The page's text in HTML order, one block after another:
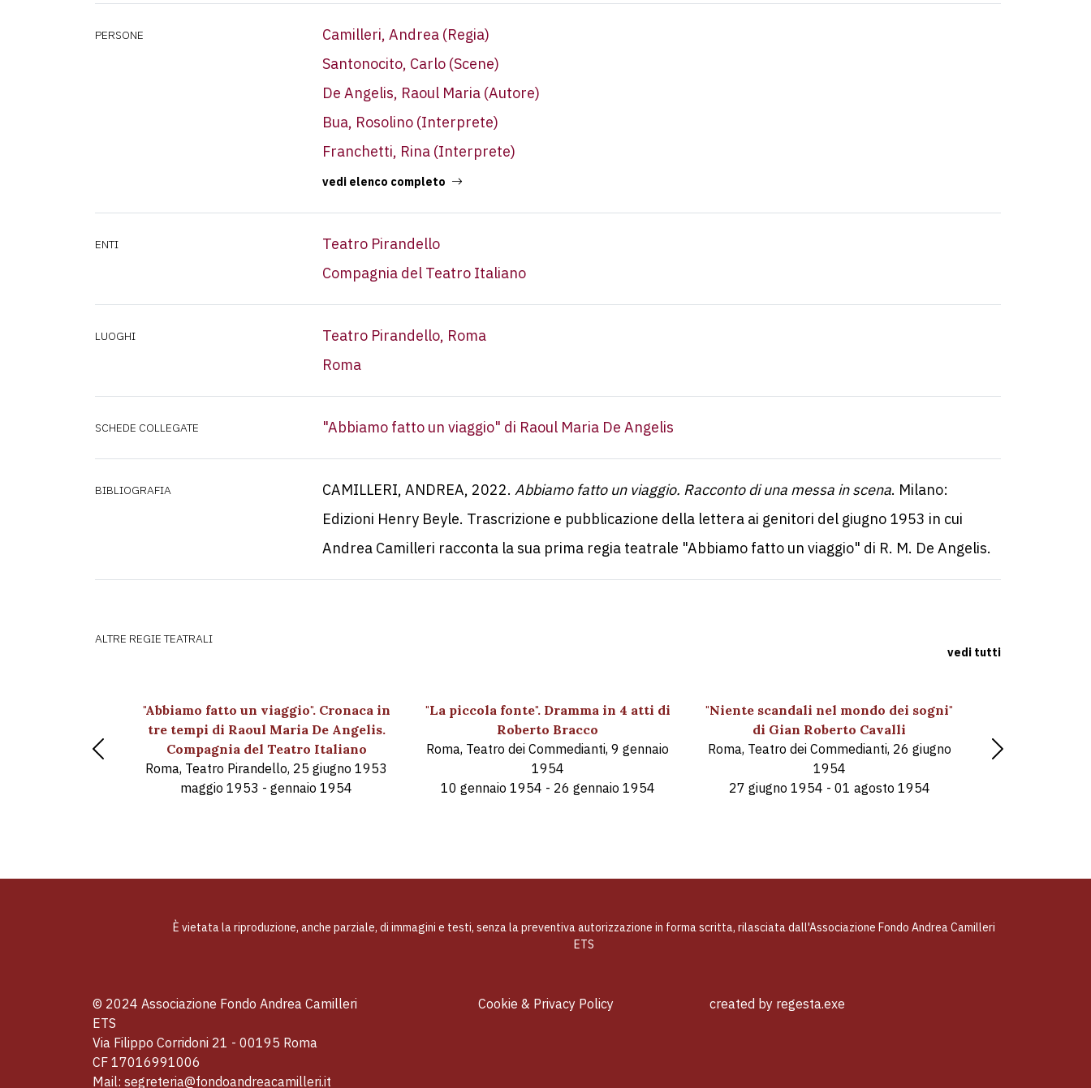
PERSONE Camilleri, Andrea (Regia)
Santonocito, Carlo (Scene)
De Angelis, Raoul Maria (Autore)
Bua, Rosolino (Interprete)
Franchetti, Rina (Interprete)
vedi elenco completo
ENTI
Teatro Pirandello
Compagnia del Teatro Italiano
LUOGHI
Teatro Pirandello, Roma
Roma
SCHEDE COLLEGATE "Abbiamo fatto un viaggio" di Raoul Maria De Angelis
BIBLIOGRAFIA CAMILLERI, ANDREA, 2022. Abbiamo fatto un viaggio. Racconto di una messa in scena. Milano:
Edizioni Henry Beyle. Trascrizione e pubblicazione della lettera ai genitori del giugno 1953 in cui
Andrea Camilleri racconta la sua prima regia teatrale "Abbiamo fatto un viaggio" di R. M. De Angelis.
ALTRE REGIE TEATRALI
vedi tutti
"Abbiamo fatto un viaggio". Cronaca in
tre tempi di Raoul Maria De Angelis.
Compagnia del Teatro Italiano
Roma, Teatro Pirandello, 25 giugno 1953
maggio 1953 - gennaio 1954
"La piccola fonte". Dramma in 4 atti di
Roberto Bracco
Roma, Teatro dei Commedianti, 9 gennaio
1954
10 gennaio 1954 - 26 gennaio 1954
"Niente scandali nel mondo dei sogni"
di Gian Roberto Cavalli
Roma, Teatro dei Commedianti, 26 giugno
1954
27 giugno 1954 - 01 agosto 1954
Previous Next
È vietata la riproduzione, anche parziale, di immagini e testi, senza la preventiva autorizzazione in forma scritta, rilasciata dall'Associazione Fondo Andrea Camilleri
ETS
© 2024 Associazione Fondo Andrea Camilleri
ETS
Via Filippo Corridoni 21 - 00195 Roma
CF 17016991006
Mail: segreteria@fondoandreacamilleri.it
Cookie & Privacy Policy created by regesta.exe